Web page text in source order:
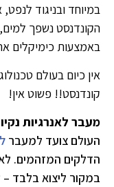
במיוחד ובניגוד
הקונדנסט נשפך
באמצעות כימיקלים
אין כיום בעולם
קונדנסט!! פשוט אין!
מעבר לאנרגיות
העולם צועד למעבר
הדלקים המזהמים.
במקור ליצוא בלבד –